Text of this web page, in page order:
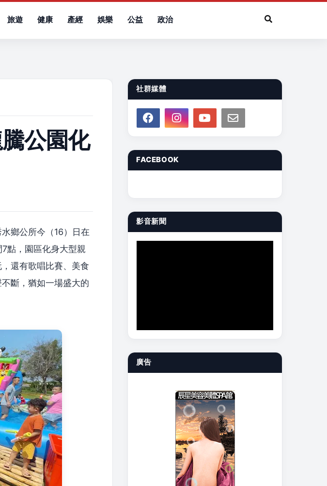
旅遊 健康 產經 娛樂 公益 政治
公園化
鄉公所今（16）日在
點，園區化身大型親
還有歌唱比賽、美食
斷，猶如一場盛大的
社群媒體
FACEBOOK
影音新聞
廣告